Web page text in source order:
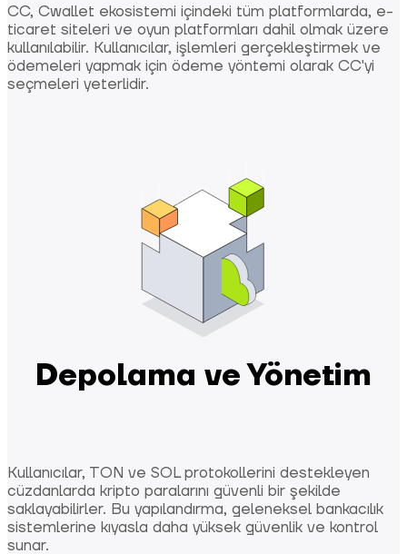
CC, Cwallet ekosistemi içindeki tüm platformlarda, e-
ticaret siteleri ve oyun platformları dahil olmak üzere
kullanılabilir. Kullanıcılar, işlemleri gerçekleştirmek ve
ödemeleri yapmak için ödeme yöntemi olarak CC'yi
seçmeleri yeterlidir.
Depolama ve Yönetim
Kullanıcılar, TON ve SOL protokollerini destekleyen
cüzdanlarda kripto paralarını güvenli bir şekilde
saklayabilirler. Bu yapılandırma, geleneksel bankacılık
sistemlerine kıyasla daha yüksek güvenlik ve kontrol
sunar.